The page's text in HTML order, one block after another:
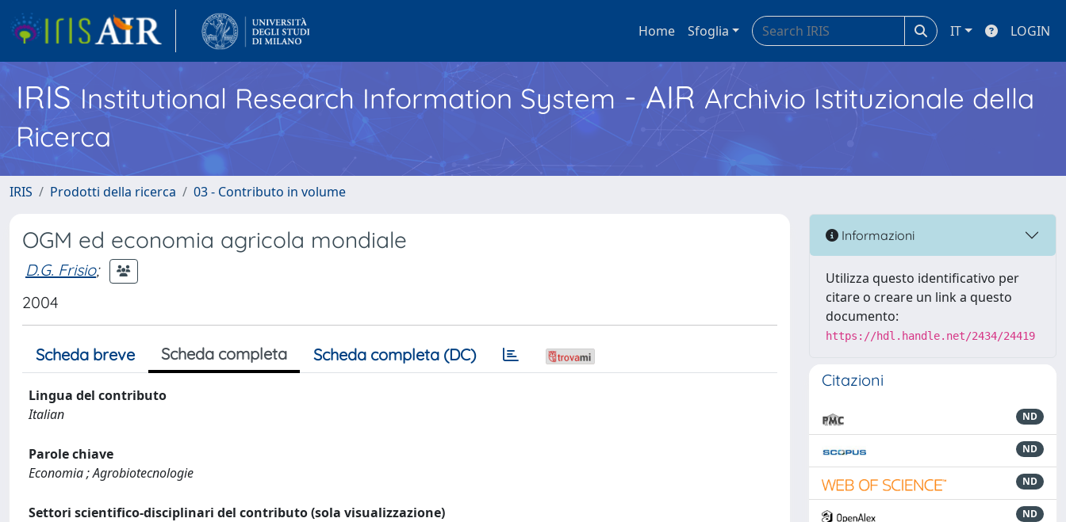
Home Sfoglia IT LOGIN
IRISInstitutional Research Information System - AIR Archivio Istituzionale della
Ricerca
IRIS Prodotti della ricerca 03 - Contributo in volume
OGM ed economia agricola mondiale
D.G. Frisio;
2004
Scheda breve Scheda completa Scheda completa (DC)
Lingua del contributo
Italian
Parole chiave
Economia ; Agrobiotecnologie
Settori scientifico-disciplinari del contributo (sola visualizzazione)
Informazioni
Utilizza questo identificativo per
citare o creare un link a questo
documento:
https://hdl.handle.net/2434/24419
Citazioni
ND
ND
ND
ND